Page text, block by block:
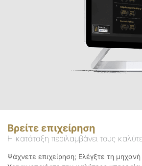
Βρείτε επιχείρηση
Η κατάταξη περιλαμβάνει τους
Ψάχνετε επιχείρηση; Ελέγξτε τη